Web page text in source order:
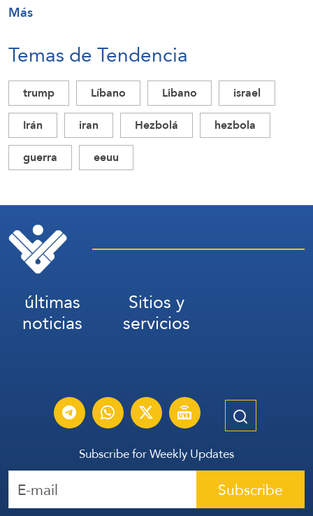
Más
Temas de Tendencia
trump Líbano Libano
israel
Irán
iran Hezbolá
hezbola
guerra
eeuu
últimas
noticias
Sitios y
servicios
Subscribe for Weekly Updates
Subscribe